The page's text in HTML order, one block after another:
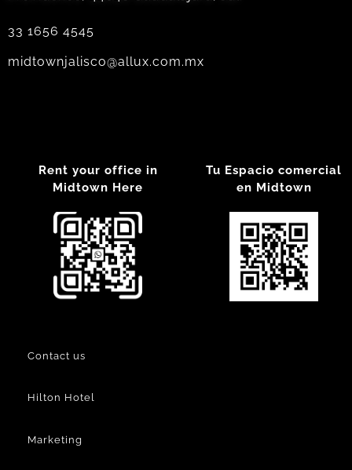
33 1656 4545
midtownjalisco@allux.com.mx
Rent your office in
Midtown Here
Tu Espacio comercial
en Midtown
Contact us
Hilton Hotel
Marketing